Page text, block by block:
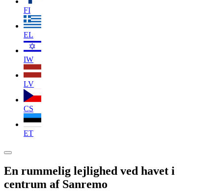
FI
EL
IW
LV
CS
ET
En rummelig lejlighed ved havet i
centrum af Sanremo